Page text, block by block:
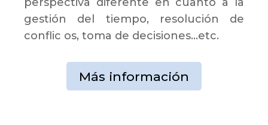
gestión del tiempo, resolución de
conflic os, toma de decisiones…etc.
Más información